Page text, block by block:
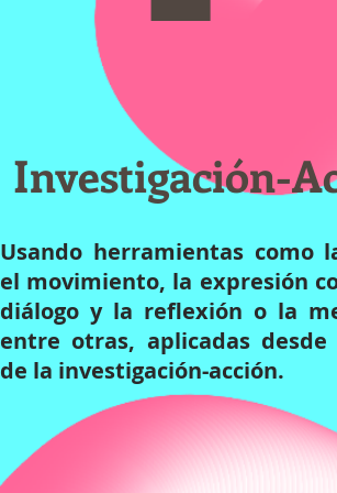
Investigación-
Usando herramientas como
el movimiento, la expresión
diálogo y la reflexión o la
entre otras, aplicadas
de la investigación-acción.